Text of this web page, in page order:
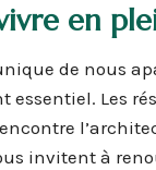
en
de nous
essentiel. Les
invitent à